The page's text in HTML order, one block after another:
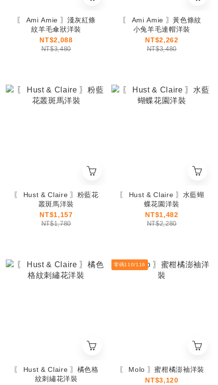
〖 Ami Amie 〗淺灰紅條
紋羊毛傘狀洋裝
NT$2,088
NT$3,480
〖 Ami Amie 〗黃色條紋
小兔羊毛連帽洋裝
NT$2,262
NT$3,480
〖 Hust & Claire 〗粉藍花
叢斑馬洋裝
NT$1,157
NT$1,780
〖 Hust & Claire 〗水藍蝴
蝶花園洋裝
NT$1,482
NT$2,280
〖 Hust & Claire 〗橘色格
紋刺繡花洋裝
零碼110/116
〖 Molo 〗蜜柑橘澎袖洋裝
NT$3,120